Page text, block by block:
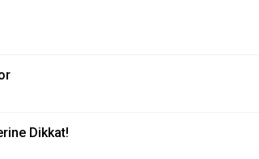
Dikkat!